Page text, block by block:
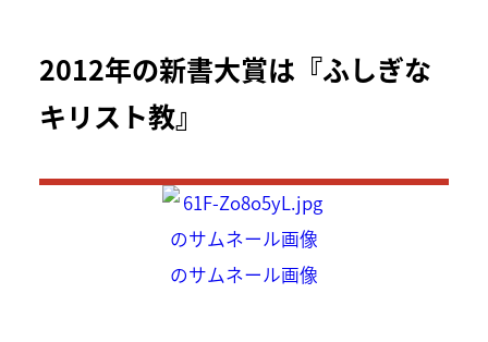
2012年の新書大賞は『ふしぎな
キリスト教』